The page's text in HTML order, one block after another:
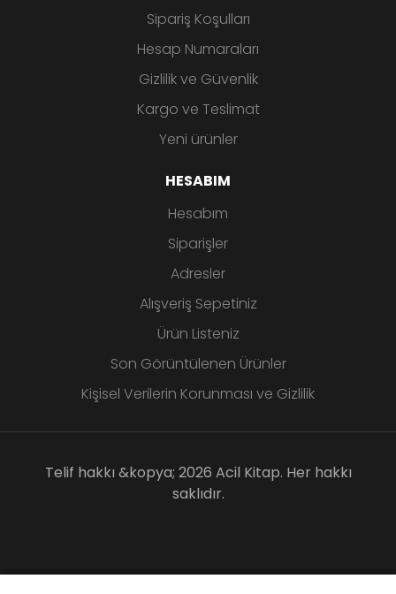
Sipariş Koşulları
Hesap Numaraları
Gizlilik ve Güvenlik
Kargo ve Teslimat
Yeni ürünler
HESABIM
Hesabım
Siparişler
Adresler
Alışveriş Sepetiniz
Ürün Listeniz
Son Görüntülenen Ürünler
Kişisel Verilerin Korunması ve Gizlilik
Telif hakkı &kopya; 2026 Acil Kitap. Her hakkı
saklıdır.